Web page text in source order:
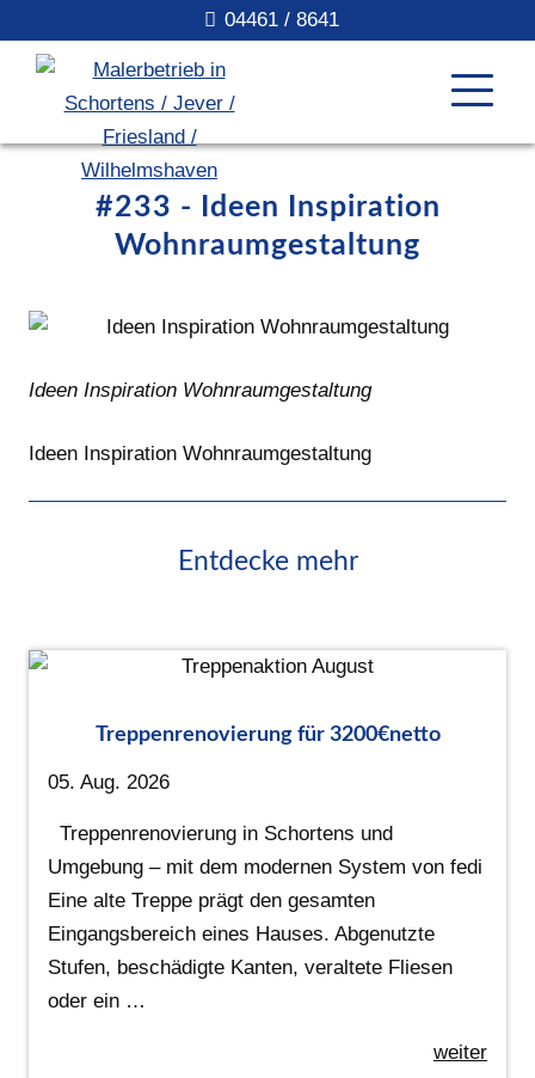
04461 / 8641
#233 - Ideen Inspiration
Wohnraumgestaltung
Ideen Inspiration Wohnraumgestaltung
Ideen Inspiration Wohnraumgestaltung
Entdecke mehr
Treppenrenovierung für 3200€netto
05. Aug. 2026
Treppenrenovierung in Schortens und
Umgebung – mit dem modernen System von fedi
Eine alte Treppe prägt den gesamten
Eingangsbereich eines Hauses. Abgenutzte
Stufen, beschädigte Kanten, veraltete Fliesen
oder ein …
weiter